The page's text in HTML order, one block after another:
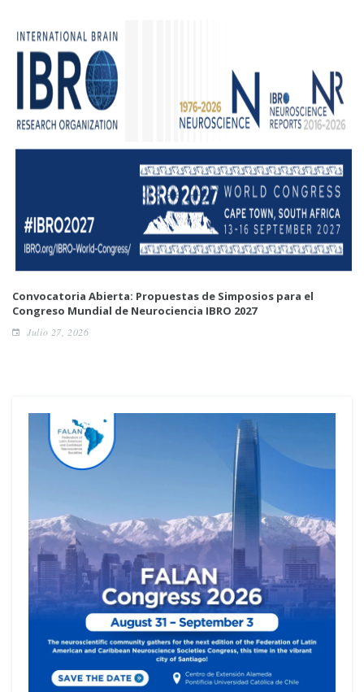
Convocatoria Abierta: Propuestas de Simposios para el
Congreso Mundial de Neurociencia IBRO 2027
Julio 27, 2026